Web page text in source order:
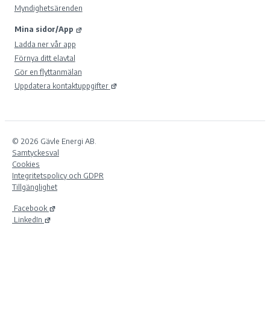
Myndighetsärenden
Mina sidor/App
Ladda ner vår app
Förnya ditt elavtal
Gör en flyttanmälan
Uppdatera kontaktuppgifter
© 2026 Gävle Energi AB.
Samtyckesval
Cookies
Integritetspolicy och GDPR
Tillgänglighet
Facebook
LinkedIn